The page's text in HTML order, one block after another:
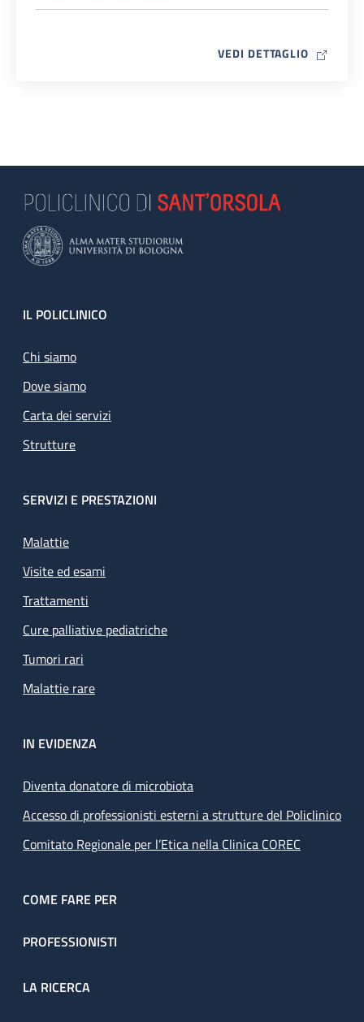
VEDI DETTAGLIO MAP ICON
Footer
IL POLICLINICO
Chi siamo
Dove siamo
Carta dei servizi
Strutture
SERVIZI E PRESTAZIONI
Malattie
Visite ed esami
Trattamenti
Cure palliative pediatriche
Tumori rari
Malattie rare
IN EVIDENZA
Diventa donatore di microbiota
Accesso di professionisti esterni a strutture del Policlinico
Comitato Regionale per l’Etica nella Clinica COREC
COME FARE PER
PROFESSIONISTI
LA RICERCA